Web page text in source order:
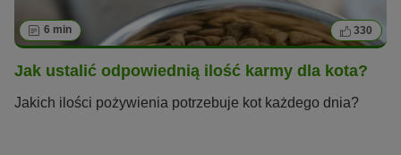
6 min 330
Jak ustalić odpowiednią ilość karmy dla kota?
Jakich ilości pożywienia potrzebuje kot każdego dnia?